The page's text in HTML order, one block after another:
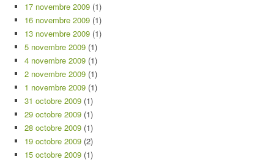
17 novembre 2009 (1)
16 novembre 2009 (1)
13 novembre 2009 (1)
5 novembre 2009 (1)
4 novembre 2009 (1)
2 novembre 2009 (1)
1 novembre 2009 (1)
31 octobre 2009 (1)
29 octobre 2009 (1)
28 octobre 2009 (1)
19 octobre 2009 (2)
15 octobre 2009 (1)